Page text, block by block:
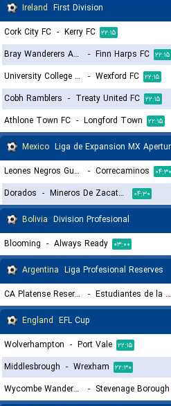
Ireland First Division
Cork City FC - Kerry FC ۲۲:۱۵
Bray Wanderers AFC
- Finn Harps FC ۲۲:۱۵
University College Dublin FC
- Wexford FC ۲۲:۱۵
Cobh Ramblers - Treaty United FC ۲۲:۱۵
Athlone Town FC - Longford Town ۲۲:۱۵
Mexico Liga de Expansion MX
Leones Negros Guadalajara - Correcaminos ۰۴:۳۰
Dorados - Mineros De Zacatecas ۰۴:۳۰
Bolivia Division Profesional
Blooming - Always Ready ۰۳:۰۰
Argentina Liga Profesional Reserves
CA Platense Reserves - Estudiantes de la Plata Reserves
England EFL Cup
Wolverhampton - Port Vale ۲۲:۱۵
Middlesbrough - Wrexham ۲۲:۳۰
Wycombe Wanderers
- Stevenage Borough